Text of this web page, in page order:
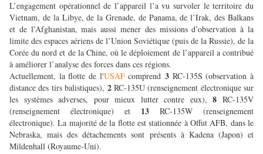
L’engagement opérationnel de l’appareil l’a vu survoler le territoire du
Vietnam, de la Libye, de la Grenade, de Panama, de l’Irak, des Balkans
et de l’Afghanistan, mais aussi mener des missions d’observation à la
limite des espaces aériens de l’Union Soviétique (puis de la Russie), de la
Corée du nord et de la Chine, où le déploiement de l’appareil a contribué
à améliorer l’analyse des forces dans ces régions.
Actuellement, la flotte de l'USAFcomprend3 RC-135S (observation à
distance des tirs balistiques), 2 RC-135U (renseignement électronique sur
les systèmes adverses, pour mieux lutter contre eux),8RC-135V
(renseignement électronique) et 13 RC-135W (renseignement
électronique). La majorité de la flotte est stationnée à Offut AFB, dans le
Nebraska, mais des détachements sont présents à Kadena (Japon) et
Mildenhall (Royaume-Uni).